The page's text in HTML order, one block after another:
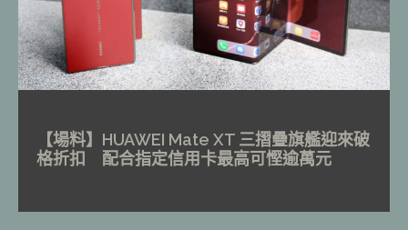
【場料】HUAWEI Mate XT 三摺疊旗艦迎來破
格折扣 配合指定信用卡最高可慳逾萬元